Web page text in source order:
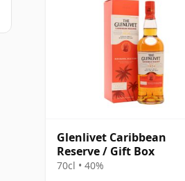
Glenlivet Caribbean
Reserve / Gift Box
70cl • 40%